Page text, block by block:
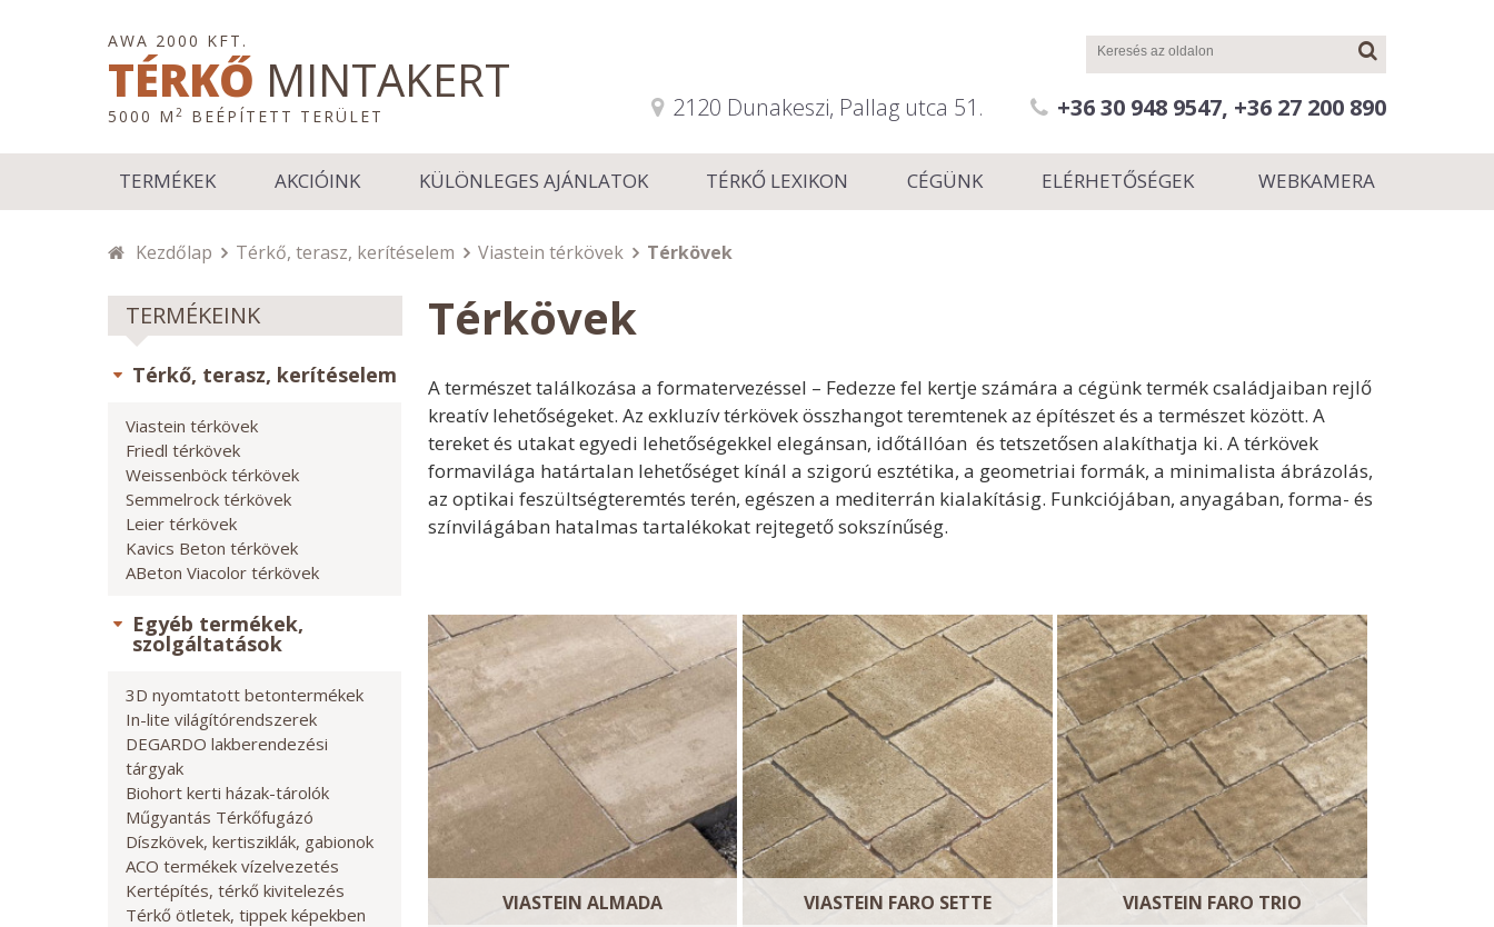
AWA 2000 KFT.
TÉRKŐ MINTAKERT
5000 M 2 BEÉPÍTETT TERÜLET 2120 Dunakeszi, Pallag utca 51. +36 30 948 9547, +36 27 200 890
TERMÉKEK AKCIÓINK KÜLÖNLEGES AJÁNLATOK TÉRKŐ LEXIKON CÉGÜNK ELÉRHETŐSÉGEK WEBKAMERA
Kezdőlap Térkő, terasz, kerítéselem Viastein térkövek Térkövek
TERMÉKEINK
Térkő, terasz, kerítéselem
Viastein térkövek
Friedl térkövek
Weissenböck térkövek
Semmelrock térkövek
Leier térkövek
Kavics Beton térkövek
ABeton Viacolor térkövek
Egyéb termékek,
szolgáltatások
3D nyomtatott betontermékek
In-lite világítórendszerek
DEGARDO lakberendezési
tárgyak
Biohort kerti házak-tárolók
Műgyantás Térkőfugázó
Díszkövek, kertisziklák, gabionok
ACO termékek vízelvezetés
Kertépítés, térkő kivitelezés
Térkő ötletek, tippek képekben
Térkövek
A természet találkozása a formatervezéssel – Fedezze fel kertje számára a cégünk termék családjaiban rejlő
kreatív lehetőségeket. Az exkluzív térkövek összhangot teremtenek az építészet és a természet között. A
tereket és utakat egyedi lehetőségekkel elegánsan, időtállóan és tetszetősen alakíthatja ki. A térkövek
formavilága határtalan lehetőséget kínál a szigorú esztétika, a geometriai formák, a minimalista ábrázolás,
az optikai feszültségteremtés terén, egészen a mediterrán kialakításig. Funkciójában, anyagában, forma- és
színvilágában hatalmas tartalékokat rejtegető sokszínűség.
VIASTEIN ALMADA VIASTEIN FARO SETTE VIASTEIN FARO TRIO